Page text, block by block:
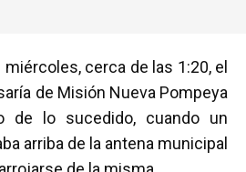
cerca de las 1:20, el
de Misión Nueva Pompeya
de lo sucedido, cuando un
arriba de la antena municipal